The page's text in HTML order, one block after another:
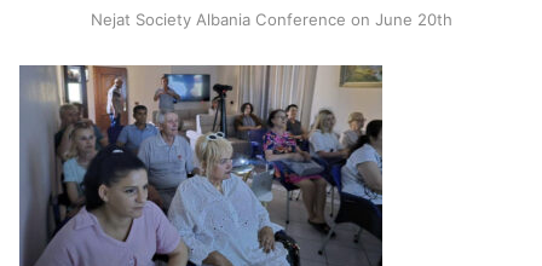
Nejat Society Albania Conference on June 20th